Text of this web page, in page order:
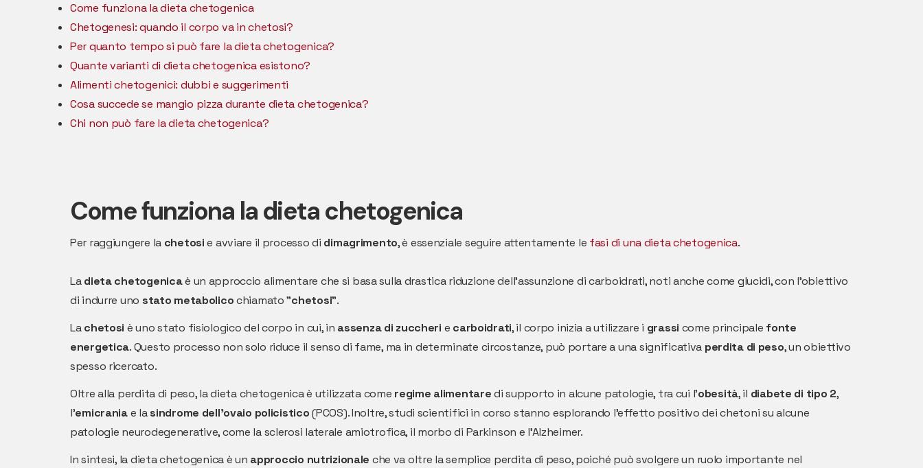
Come funziona la dieta chetogenica
Chetogenesi: quando il corpo va in chetosi?
Per quanto tempo si può fare la dieta chetogenica?
Quante varianti di dieta chetogenica esistono?
Alimenti chetogenici: dubbi e suggerimenti
Cosa succede se mangio pizza durante dieta chetogenica?
Chi non può fare la dieta chetogenica?
Come funziona la dieta chetogenica
Per raggiungere la chetosie avviare il processo di dimagrimento, è essenziale seguire attentamente le fasi di una dieta chetogenica.
Ladieta chetogenicaè un approccio alimentare che si basa sulla drastica riduzione dell'assunzione di carboidrati, noti anche come glucidi, con l'obiettivo
di indurre uno stato metabolicochiamato "chetosi".
Lachetosi è uno stato fisiologico del corpo in cui, in assenza di zuccheri e carboidrati, il corpo inizia a utilizzare i grassi come principale fonte
energetica. Questo processo non solo riduce il senso di fame, ma in determinate circostanze, può portare a una significativa perdita di peso, un obiettivo
spesso ricercato.
Oltre alla perdita di peso, la dieta chetogenica è utilizzata come regime alimentaredi supporto in alcune patologie, tra cui l'obesità, il diabete di tipo 2,
l'emicraniae lasindrome dell'ovaio policistico(PCOS). Inoltre, studi scientifici in corso stanno esplorando l'effetto positivo dei chetoni su alcune
patologie neurodegenerative, come la sclerosi laterale amiotrofica, il morbo di Parkinson e l'Alzheimer.
In sintesi, la dieta chetogenica è un approccio nutrizionale che va oltre la semplice perdita di peso, poiché può svolgere un ruolo importante nel